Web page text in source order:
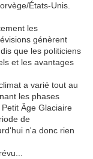
États-Unis.
les
génèrent
que les politiciens
et les avantages
a varié tout au
les phases
Âge Glaciaire
de
n'a donc rien